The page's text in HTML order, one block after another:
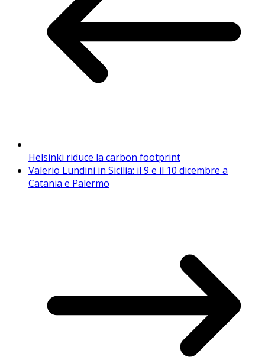
Helsinki riduce la carbon footprint
Valerio Lundini in Sicilia: il 9 e il 10 dicembre a
Catania e Palermo